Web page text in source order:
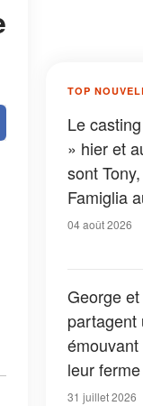
TOP
Le
» hier et
sont
Famiglia
04 août 2026
George
partagent
leur
des feux
31 juillet 2026